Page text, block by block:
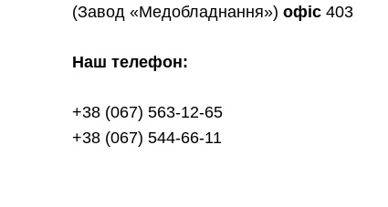
(Завод «Медобладнання») офіс 403
Наш телефон:
+38 (067) 563-12-65
+38 (067) 544-66-11